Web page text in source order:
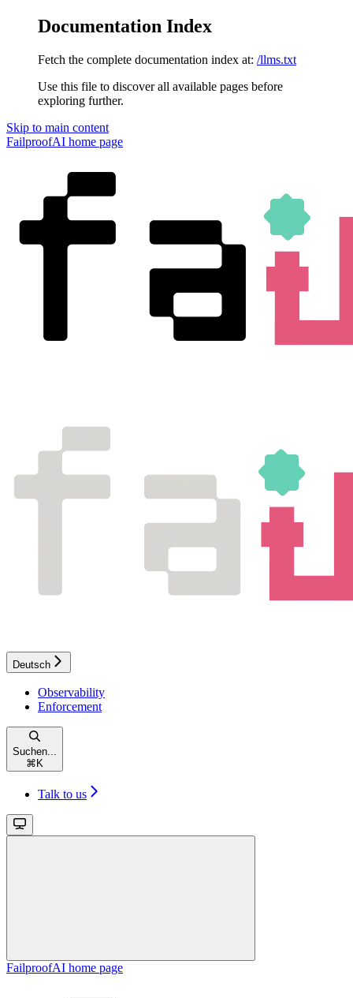
Documentation Index
Fetch the complete documentation index at: /llms.txt
Use this file to discover all available pages before
exploring further.
Skip to main content
FailproofAI home page
Deutsch
Observability
Enforcement
Suchen...
⌘ K
Talk to us
FailproofAI home page